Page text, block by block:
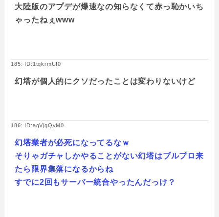
大陸版のアプデが爆速なの知らなくて赤っ恥かいち
ゃったねぇwww
185: ID:1tqkrmUI0
幻塔が個人的にクソだったことは変わりないけど
186: ID:agVjgQyM0
幻塔業者が必死になってるなｗ
そりゃガチャしかやることがない幻塔はブルプロ来
たら限界集落になるからね
すでに2回もサーバー統合やったんだっけ？